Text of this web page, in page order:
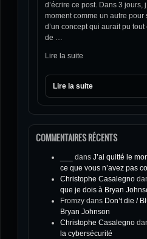
d’écrire ce post. Dans 3 jours,
moment comme un autre pour
d’un concept qui aurait pu
de …
Lire la suite
Lire la suite
COMMENTAIRES RÉCENTS
dans J’ai quitté le
ce que vous n’avez pas
Christophe Casalegno
que je dois à Bryan
Fromzy dans Don’t die /
Bryan Johnson
Christophe Casalegno
la cybersécurité